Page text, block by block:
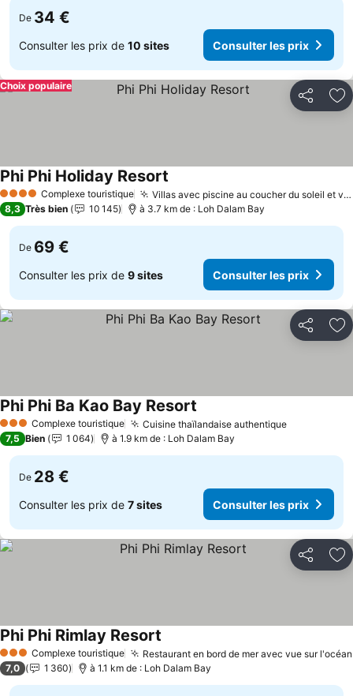
De 34 €
Consulter les prix de 10 sites Consulter les prix
Partager
Choix populaire
4 Étoiles Complexe touristique Villas avec piscine au coucher du soleil et vue sur l'océan
Phi Phi Holiday Resort
8,3 Très bien 10 145 à 3.7 km de : Loh Dalam Bay
De 69 €
Consulter les prix de 9 sites Consulter les prix
Partager
3 ÉtoilesComplexe touristique Cuisine thaïlandaise authentique
Phi Phi Ba Kao Bay Resort
7,5 Bien 1 064 à 1.9 km de : Loh Dalam Bay
De 28 €
Consulter les prix de 7 sites Consulter les prix
Partager
3 ÉtoilesComplexe touristique Restaurant en bord de mer avec vue sur l'océan
Phi Phi Rimlay Resort
7,0 1 360 à 1.1 km de : Loh Dalam Bay